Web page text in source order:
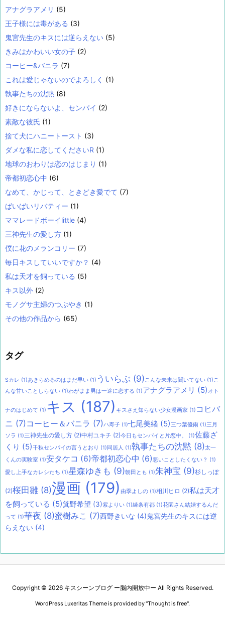
アナグラアメリ (5)
王子様には毒がある (3)
鬼宮先生のキスには逆らえない (5)
きみはかわいい女の子 (2)
コーヒー&バニラ (7)
これは愛じゃないのでよろしく (1)
執事たちの沈黙 (8)
好きにならないよ、センパイ (2)
素敵な彼氏 (1)
捨て犬にハニートースト (3)
ダメな私に恋してくださいR (1)
地球のおわりは恋のはじまり (1)
帝都初恋心中 (6)
なめて、かじって、ときどき愛でて (7)
ばいばいリバティー (1)
ママレードボーイlittle (4)
三神先生の愛し方 (1)
僕に花のメランコリー (7)
毎日キスしていいですか？ (4)
私は天才を飼っている (5)
キス以外 (2)
モノグサ主婦のつぶやき (1)
その他の作品から (65)
タグ
Sカレ (1)あきらめるのはまだ早い (1) ういらぶ (9)こんな未来は聞いてない (1)こ
んな甘いことしらない (1)わがまま男は一途に恋する (1)アナグラアメリ (5) オト
ナのはじめて (1) キス (187) キスさえ知らない少女漫画家 (1) コヒバ
ニ (7)コーヒー＆バニラ (7)ハ寿子 (1)七尾美緒 (5)三つ葉優雨 (1)三月
ソラ (1)三神先生の愛し方 (2)中村ユキチ (2)今日もセンパイと片恋中。 (1)佐藤ざ
くり (5)千秋センパイの言うとおり (1)同居人 (1)執事たちの沈黙 (8)太一
くんの実験室 (1)安タケコ (6)帝都初恋心中 (6)悪いことしたくない？ (1)
愛し上手なカレシたち (1)星森ゆきも (9)朝田とも (1)朱神宝 (9)杉しっぽ
(2)桜田雛 (8)漫画 (179) 由季よしの (1)相川ヒロ (2)私は天才
を飼っている (5)箕野希望 (3)紫よりい (1)綺条有都 (1)花園さん結婚するんだ
って (1)華夜 (8)蜜樹みこ (7)西野きいな (4)鬼宮先生のキスには逆
らえない (4)
Copyright © 2026 キスシーンブログ ー脳内開放中ー All Rights Reserved.
WordPress Luxeritas Theme is provided by "Thought is free".